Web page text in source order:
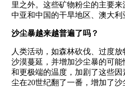
里之外。这些矿物粉尘的主要来
中亚和中国的干旱地区、澳大利
沙尘暴越来越普遍了吗？
人类活动，如森林砍伐、过度
沙漠蔓延，并增加沙尘暴的可
和更极端的温度，加剧了这些
尘在20世纪翻了一番，增加了沙